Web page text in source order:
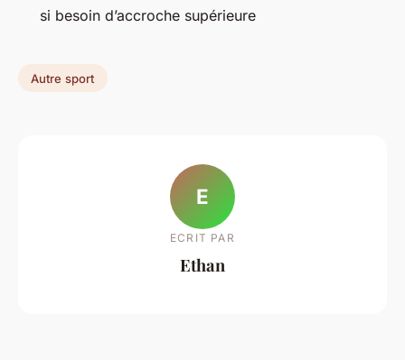
si besoin d’accroche supérieure
Autre sport
E
ECRIT PAR
Ethan